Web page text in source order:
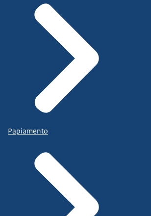
Papiamento